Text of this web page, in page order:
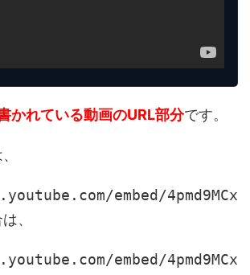
かれている動画のURL部分です。
embed/
、
embed/